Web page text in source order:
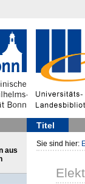
Titel
aus
Sie sind hier: